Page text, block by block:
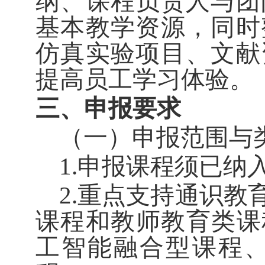
基本教学资源，同
仿真实验项目、文
提高员工学习体验。
三、 申报要求
（一）申报范围与
1.申报课程须已纳
2.重点支持通识教
课程和教师教育类
工智能融合型课程